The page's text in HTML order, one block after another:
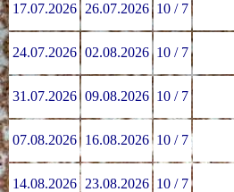
17.07.2026 26.07.2026 10 / 7
24.07.2026 02.08.2026 10 / 7
31.07.2026 09.08.2026 10 / 7
07.08.2026 16.08.2026 10 / 7
14.08.2026 23.08.2026 10 / 7